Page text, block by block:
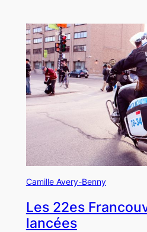
Camille Avery-Benny
Les 22es
lancées